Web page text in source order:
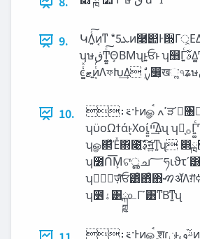
9.
ԿΛ͍ͨ͠ͷ͔ͳ *5‫ܥ‬ͷ࿩୊Ͱ੝Γ্͕ΕΔ৔ॴ࡞Γ
ʮษ‫Ͳ͚͍ͨ͠ڧ‬Θ͔ΒΜʯͱ͍͏ਓͱ ʮ஻Γ͍ͨࣄ͋Δ͚Ͳ৔ॴ͕ແ͍ʯͱ͍͏ਓΛ
10.
։࠵·Ͱͷௐࠪ ߴߍੜʹ㘤͘৘ใٕज़‫ܥ‬ͷҹ৅
ʮϋοΩϯάͱ͔Χοί͍͍‫͢͡ײ‬Δʯ ʮԿ͔࡞Γ͍͚ͨͲԿ͢Ε͹͍͍͔૝૾͔ͭΜʯ
ʮௐ΂ͯΈͯ΋೉͍͠ࣄ͔͠ॻ͍ͯͳ͍ʯ ෋ྑ໺पลͷٕज़ऀ৘ใ
ʮ೶Ո͞Μ͕ଟ͘ൢച؅ཧιϑτʹ͸‫ڵ‬ຯ͋Δʁʯ
ʮٕज़ٕज़ͨ͠ਓ͸ͦ΋ͦ΋ࠑॲΛग़ͯߦ͘ʯ
ʮ೶‫ۀ‬͸ྐྵ௨Γʹ͸ͳΒͳ͍ʯ
։࠵·Ͱͷௐࠪ ֶशɾࢿ֨ࢼ‫ͱݧ‬ͷؔ܎ ʮ঎‫Ͱۀ‬Ԡ༻